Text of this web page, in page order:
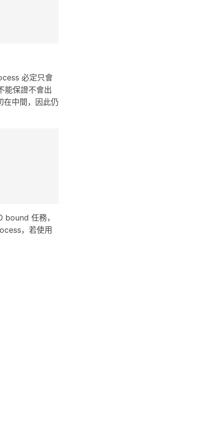
必定只會
能保證不會出
中間，因此仍
任務，
，若使用